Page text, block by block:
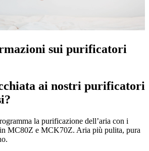
sui purificatori
ai nostri purificatori
la purificazione dell’aria con i
MC80Z e MCK70Z. Aria più pulita, pura